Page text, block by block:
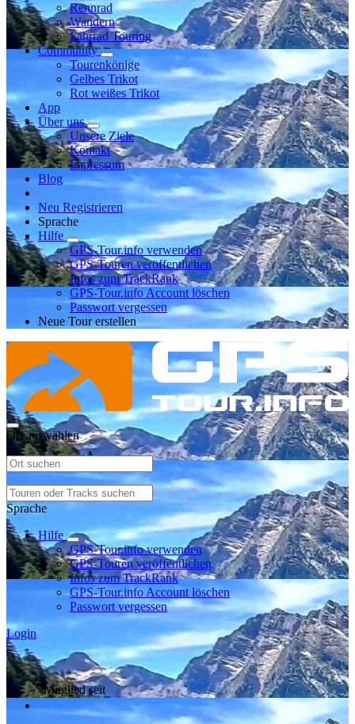
Rennrad
Wandern
Fahrrad Touring
Community
Tourenkönige
Gelbes Trikot
Rot weißes Trikot
App
Über uns
Unsere Ziele
Kontakt
Impressum
Blog
Neu Registrieren
Sprache
Hilfe
GPS-Tour.info verwenden
GPS-Touren veröffentlichen
Infos zum TrackRank
GPS-Tour.info Account löschen
Passwort vergessen
Neue Tour erstellen
Ort auswählen
Sprache
Hilfe
GPS-Tour.info verwenden
GPS-Touren veröffentlichen
Infos zum TrackRank
GPS-Tour.info Account löschen
Passwort vergessen
Login
Mitglied seit